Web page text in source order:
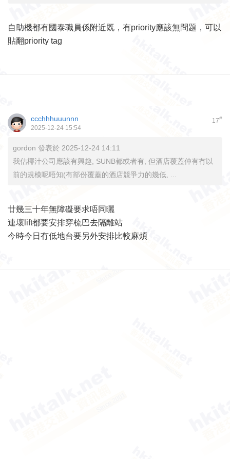
自助機都有國泰職員係附近既，有priority應該無問題，可以
貼翻priority tag
17#
ccchhhuuunnn
2025-12-24 15:54
gordon 發表於 2025-12-24 14:11
我估椰汁公司應該有興趣, SUNB都或者有, 但酒店覆蓋仲有冇以
前的規模呢唔知(有部份覆蓋的酒店競爭力的幾低, ...
廿幾三十年無障礙要求唔同曬
連壞lift都要安排穿梳巴去隔離站
今時今日冇低地台要另外安排比較麻煩